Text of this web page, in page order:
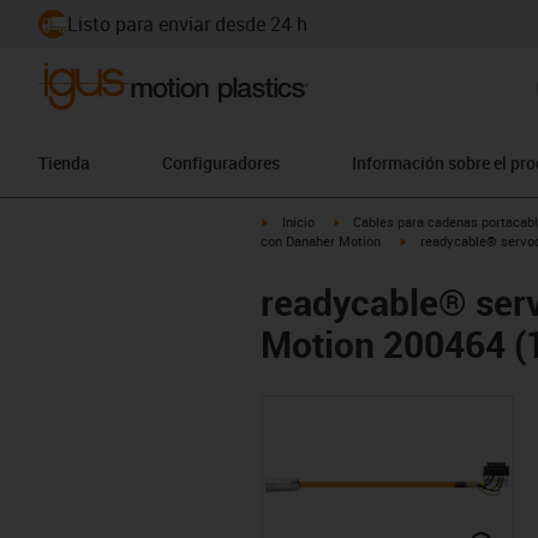
Listo para enviar desde 24 h
Tienda Configuradores Información sobre el
igus-icon-arrow-right
Inicio igus-icon-arrow-right
Cables para cadenas
con Danaher Motion
igus-icon-arrow-right
readycable®
readycable®
Motion 200464